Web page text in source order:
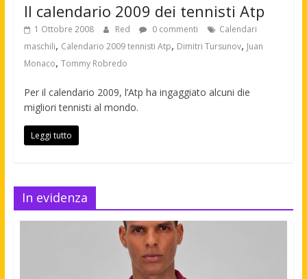
Il calendario 2009 dei tennisti Atp
1 Ottobre 2008 Red 0 commenti
Calendari
maschili, Calendario 2009 tennisti Atp, Dimitri Tursunov, Juan
Monaco, Tommy Robredo
Per il calendario 2009, l’Atp ha ingaggiato alcuni die
migliori tennisti al mondo.
Leggi tutto
In evidenza